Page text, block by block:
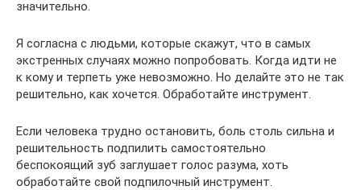
значительно.
Я согласна с людьми, которые скажут, что в самых
экстренных случаях можно попробовать. Когда идти не
к кому и терпеть уже невозможно. Но делайте это не так
решительно, как хочется. Обработайте инструмент.
Если человека трудно остановить, боль столь сильна и
решительность подпилить самостоятельно
беспокоящий зуб заглушает голос разума, хоть
обработайте свой подпилочный инструмент.